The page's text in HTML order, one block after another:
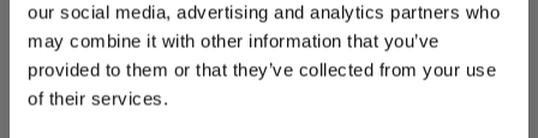
our social media, advertising and analytics partners who
may combine it with other information that you’ve
provided to them or that they’ve collected from your use
of their services.
Aparatură de ultimă generație –
ecograful utilizat oferă imagini clare și
precise, indispensabile unui diagnostic
corect.